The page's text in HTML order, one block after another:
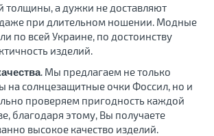
толщины, а дужки не доставляют
даже при длительном ношении. Модные
по всей Украине, по достоинству
изделий.
. Мы предлагаем не только
на солнцезащитные очки Фоссил, но и
проверяем пригодность каждой
благодаря этому, Вы получаете
высокое качество изделий.